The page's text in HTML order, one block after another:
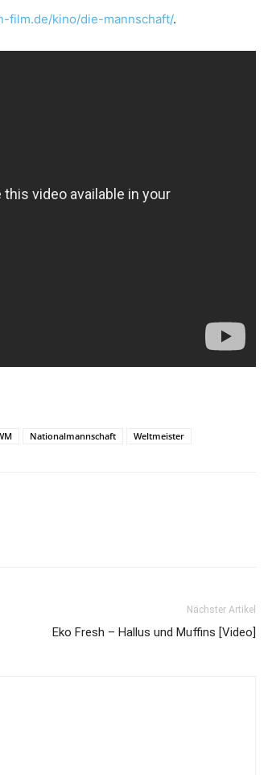
film.de/kino/die-mannschaft/.
Nationalmannschaft Weltmeister
Nächster Artikel
Eko Fresh – Hallus und Muffins [Video]